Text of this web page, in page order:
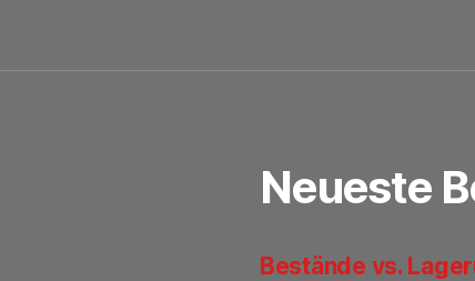
Neueste
Bestände vs.